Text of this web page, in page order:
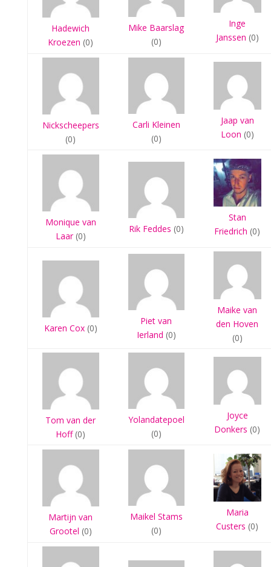
Hadewich
Kroezen (0)
Mike Baarslag
(0)
Inge
Janssen (0)
Nickscheepers
(0)
Carli Kleinen
(0)
Jaap van
Loon (0)
Monique van
Laar(0)
Rik Feddes (0)
Stan
Friedrich (0)
Karen Cox(0)
Piet van
Ierland (0)
Maike van
den Hoven
(0)
Tom van der
Hoff(0)
Yolandatepoel
(0)
Joyce
Donkers (0)
Martijn van
Grootel (0)
Maikel Stams
(0)
Maria
Custers (0)